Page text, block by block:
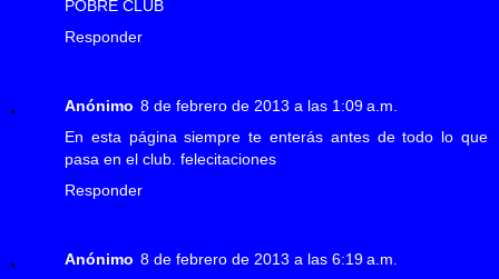
POBRE CLUB
Responder
Anónimo 8 de febrero de 2013 a las 1:09 a.m.
En esta página siempre te enterás antes de todo lo que
pasa en el club. felecitaciones
Responder
Anónimo 8 de febrero de 2013 a las 6:19 a.m.